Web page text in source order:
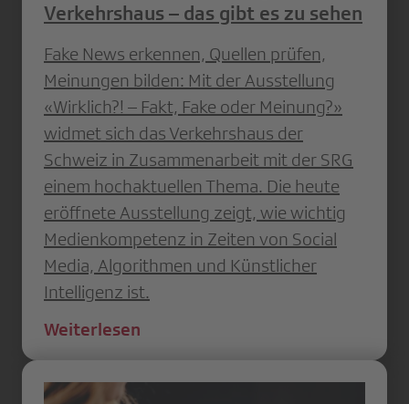
Verkehrshaus – das gibt es zu sehen
Fake News erkennen, Quellen prüfen,
Meinungen bilden: Mit der Ausstellung
«Wirklich?! – Fakt, Fake oder Meinung?»
widmet sich das Verkehrshaus der
Schweiz in Zusammenarbeit mit der SRG
einem hochaktuellen Thema. Die heute
eröffnete Ausstellung zeigt, wie wichtig
Medienkompetenz in Zeiten von Social
Media, Algorithmen und Künstlicher
Intelligenz ist.
Weiterlesen